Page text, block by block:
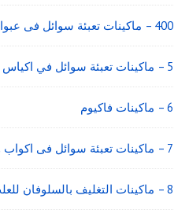
400 – ماكينات تعبئة سوائل فى عبوات
5 – ماكينات تعبئة سوائل في اكياس اوتوماتيك
6 – ماكينات فاكيوم
7 – ماكينات تعبئة سوائل فى اكواب و غلق أغطية
8 – ماكينات التغليف بالسلوفان للعلب 3 دي و ماكينات لصق ليبل